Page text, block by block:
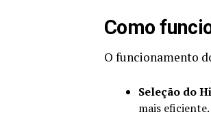
Como
O funcionamento
Seleção do
mais